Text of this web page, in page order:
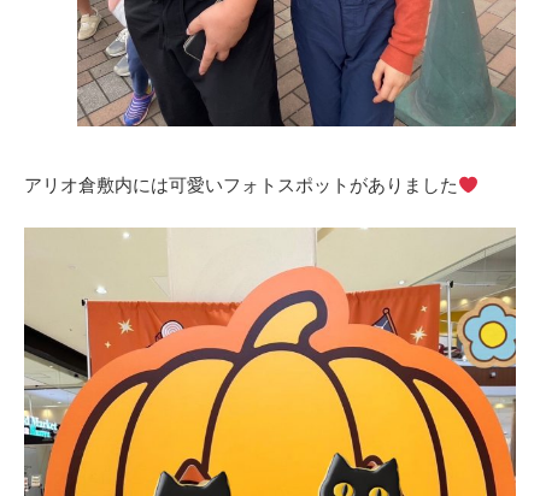
アリオ倉敷内には可愛いフォトスポットがありました